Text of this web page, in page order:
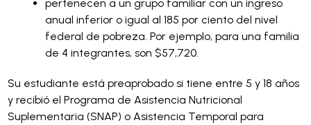
pertenecen a un grupo familiar con un ingreso
anual inferior o igual al 185 por ciento del nivel
federal de pobreza. Por ejemplo, para una familia
de 4 integrantes, son $57,720.
Su estudiante está preaprobado si tiene entre 5 y 18 años
y recibió el Programa de Asistencia Nutricional
Suplementaria (SNAP) o Asistencia Temporal para